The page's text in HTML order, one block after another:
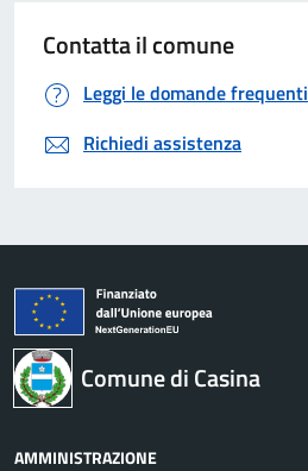
Contatta il comune
Leggi le domande frequenti
Richiedi assistenza
Comune di Casina
AMMINISTRAZIONE